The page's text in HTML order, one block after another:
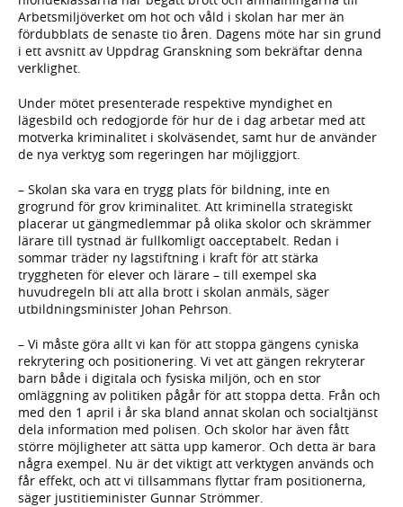
Arbetsmiljöverket om hot och våld i skolan har mer än
fördubblats de senaste tio åren. Dagens möte har sin grund
i ett avsnitt av Uppdrag Granskning som bekräftar denna
verklighet.
Under mötet presenterade respektive myndighet en
lägesbild och redogjorde för hur de i dag arbetar med att
motverka kriminalitet i skolväsendet, samt hur de använder
de nya verktyg som regeringen har möjliggjort.
– Skolan ska vara en trygg plats för bildning, inte en
grogrund för grov kriminalitet. Att kriminella strategiskt
placerar ut gängmedlemmar på olika skolor och skrämmer
lärare till tystnad är fullkomligt oacceptabelt. Redan i
sommar träder ny lagstiftning i kraft för att stärka
tryggheten för elever och lärare – till exempel ska
huvudregeln bli att alla brott i skolan anmäls, säger
utbildningsminister Johan Pehrson.
– Vi måste göra allt vi kan för att stoppa gängens cyniska
rekrytering och positionering. Vi vet att gängen rekryterar
barn både i digitala och fysiska miljön, och en stor
omläggning av politiken pågår för att stoppa detta. Från och
med den 1 april i år ska bland annat skolan och socialtjänst
dela information med polisen. Och skolor har även fått
större möjligheter att sätta upp kameror. Och detta är bara
några exempel. Nu är det viktigt att verktygen används och
får effekt, och att vi tillsammans flyttar fram positionerna,
säger justitieminister Gunnar Strömmer.